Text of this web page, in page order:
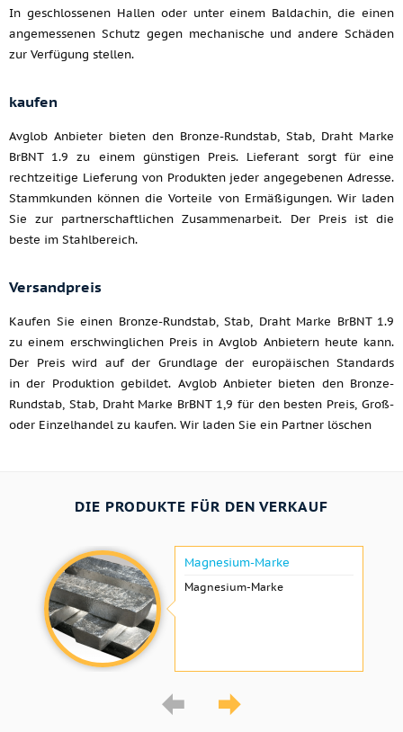
In geschlossenen Hallen oder unter einem Baldachin, die einen
angemessenen Schutz gegen mechanische und andere Schäden
zur Verfügung stellen.
kaufen
Avglob Anbieter bieten den Bronze-Rundstab, Stab, Draht Marke
BrBNT 1.9 zu einem günstigen Preis. Lieferant sorgt für eine
rechtzeitige Lieferung von Produkten jeder angegebenen Adresse.
Stammkunden können die Vorteile von Ermäßigungen. Wir laden
Sie zur partnerschaftlichen Zusammenarbeit. Der Preis ist die
beste im Stahlbereich.
Versandpreis
Kaufen Sie einen Bronze-Rundstab, Stab, Draht Marke BrBNT 1.9
zu einem erschwinglichen Preis in Avglob Anbietern heute kann.
Der Preis wird auf der Grundlage der europäischen Standards
in der Produktion gebildet. Avglob Anbieter bieten den Bronze-
Rundstab, Stab, Draht Marke BrBNT 1,9 für den besten Preis, Groß-
oder Einzelhandel zu kaufen. Wir laden Sie ein Partner löschen
DIE PRODUKTE FÜR DEN VERKAUF
Magnesium-Marke
Magnesium-Marke